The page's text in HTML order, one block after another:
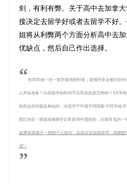
剑，有利有弊。关于高中去加拿
接决定去留学好或者去留学不好
姐将从利弊两个方面分析高中去
优缺点，然后自己作出选择。
“给同学做一对一留学咨询的时候，老师经常会被问到
么开始准备？出国留学的时间节点和流程是怎样的？XX学
虽然这些问题是相似的，但是对于申请不同国家/不同学校/
我们决定！根据高顿留学日常咨询中遇到的，比较常见的一
如果有其他不一样的个人疑问，欢迎点击在线咨询，高顿
惑！
”